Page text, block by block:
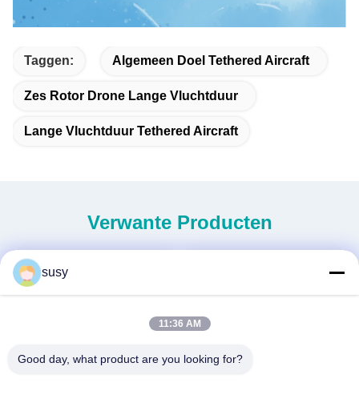
Taggen: Algemeen Doel Tethered Aircraft
Zes Rotor Drone Lange Vluchtduur
Lange Vluchtduur Tethered Aircraft
Verwante Producten
susy
11:36 AM
Good day, what product are you looking for?